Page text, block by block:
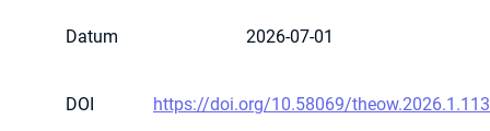
Datum 2026-07-01
DOI https://doi.org/10.58069/theow.2026.1.113